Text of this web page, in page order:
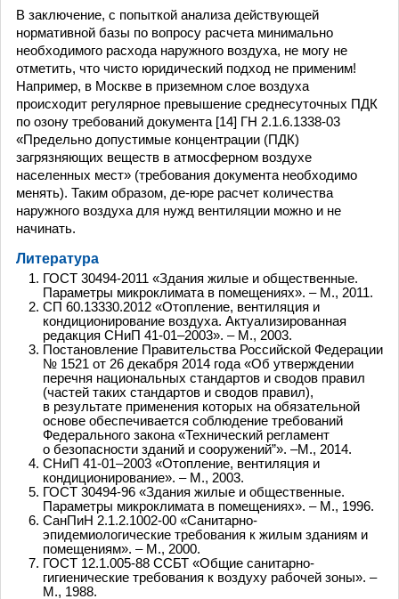
В заключение, с попыткой анализа действующей
нормативной базы по вопросу расчета минимально
необходимого расхода наружного воздуха, не могу не
отметить, что чисто юридический подход не применим!
Например, в Москве в приземном слое воздуха
происходит регулярное превышение среднесуточных ПДК
по озону требований документа [14] ГН 2.1.6.1338-03
«Предельно допустимые концентрации (ПДК)
загрязняющих веществ в атмосферном воздухе
населенных мест» (требования документа необходимо
менять). Таким образом, де-юре расчет количества
наружного воздуха для нужд вентиляции можно и не
начинать.
Литература
ГОСТ 30494-2011 «Здания жилые и общественные.
Параметры микроклимата в помещениях». – М., 2011.
СП 60.13330.2012 «Отопление, вентиляция и
кондиционирование воздуха. Актуализированная
редакция СНиП 41-01–2003». – М., 2003.
Постановление Правительства Российской Федерации
№ 1521 от 26 декабря 2014 года «Об утверждении
перечня национальных стандартов и сводов правил
(частей таких стандартов и сводов правил),
в результате применения которых на обязательной
основе обеспечивается соблюдение требований
Федерального закона «Технический регламент
о безопасности зданий и сооружений”». –М., 2014.
СНиП 41-01–2003 «Отопление, вентиляция и
кондиционирование». – М., 2003.
ГОСТ 30494-96 «Здания жилые и общественные.
Параметры микроклимата в помещениях». – М., 1996.
СанПиН 2.1.2.1002-00 «Санитарно-
эпидемиологические требования к жилым зданиям и
помещениям». – М., 2000.
ГОСТ 12.1.005-88 ССБТ «Общие санитарно-
гигиенические требования к воздуху рабочей зоны». –
М., 1988.